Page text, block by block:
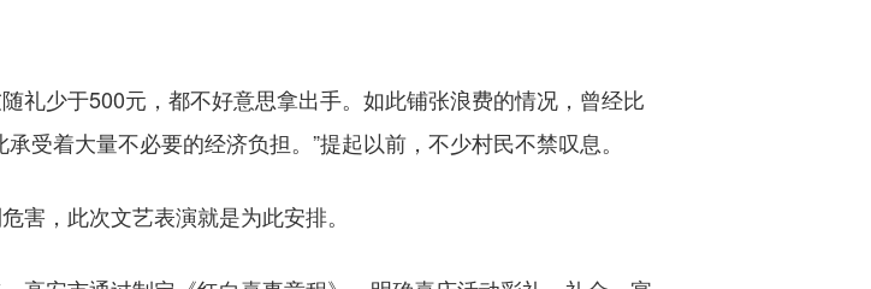
少于500元，都不好意思拿出手。如此铺张浪费的情况，曾经比
受着大量不必要的经济负担。”提起以前，不少村民不禁叹息。
，此次文艺表演就是为此安排。